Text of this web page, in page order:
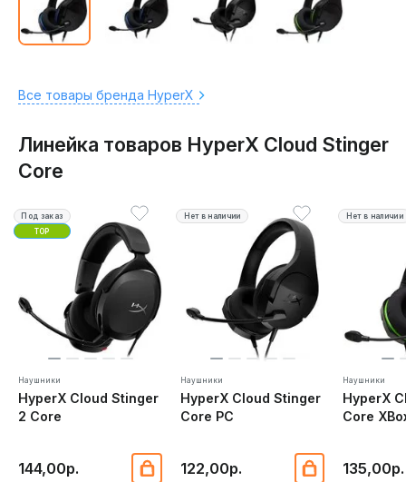
Все товары бренда HyperX
Линейка товаров HyperX Cloud Stinger
Core
Под заказ
TOP
Наушники
HyperX Cloud Stinger
2 Core
144,00р.
Нет в наличии
Наушники
HyperX Cloud Stinger
Core PC
122,00р.
Нет в наличии
Наушники
HyperX
Core
135,00р.